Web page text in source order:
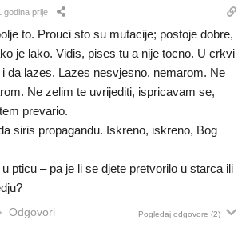
godina prije
to. Prouci sto su mutacije; postoje dobre,
je lako. Vidis, pises tu a nije tocno. U crkvi
i da lazes. Lazes nesvjesno, nemarom. Ne
Ne zelim te uvrijediti, ispricavam se,
prevario.
siris propagandu. Iskreno, iskreno, Bog
pticu – pa je li se djete pretvorilo u starca ili
Odgovori Pogledaj odgovore (2)